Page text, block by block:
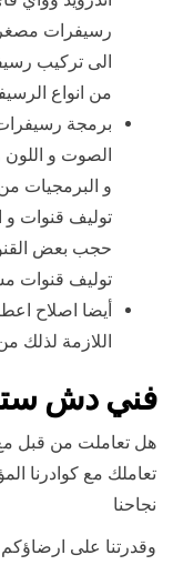
رسيفرات
الى تركيب
من انواع
برمجة
الصوت و اللون
و البرمجيات
توليف قنوات و
حجب بعض
توليف قنوات
أيضا اصلاح
اللازمة لذلك
فني دش
هل تعاملت من قبل
تعاملك مع كوادرنا
نجاحنا
وقدرتنا على